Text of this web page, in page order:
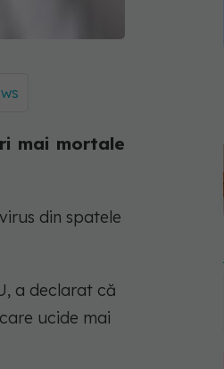
mai mortale
din spatele
a declarat că
ucide mai